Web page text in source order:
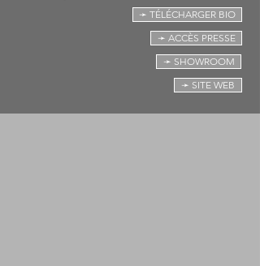
➛ TÉLÉCHARGER BIO
➛ ACCÈS PRESSE
➛ SHOWROOM
➛ SITE WEB